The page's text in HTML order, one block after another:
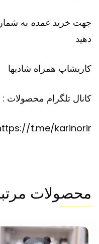
جهت خرید عمده
دهید
کاریشاپ همراه شادیها
کانال تلگرام محصولات :
t.me/karinorir
محصولات